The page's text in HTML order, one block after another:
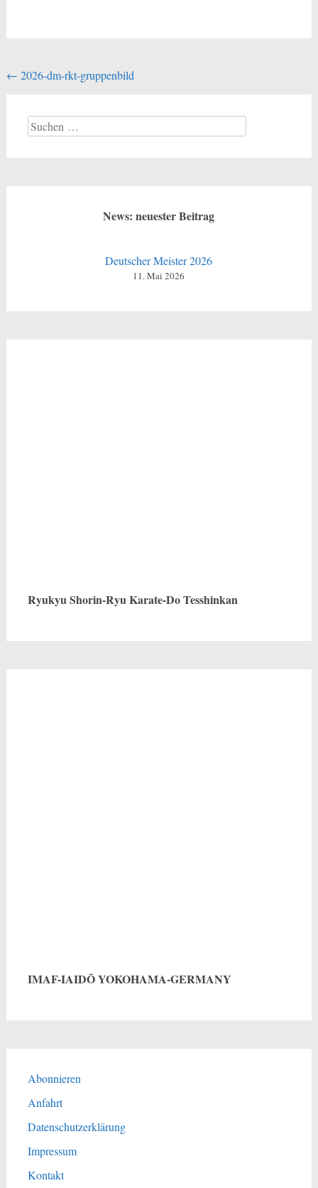
Beitragsnavigation
← 2026-dm-rkt-gruppenbild
Suchen
nach:
News: neuester Beitrag
Deutscher Meister 2026
11. Mai 2026
Ryukyu Shorin-Ryu Karate-Do Tesshinkan
IMAF-IAIDŌ YOKOHAMA-GERMANY
Abonnieren
Anfahrt
Datenschutzerklärung
Impressum
Kontakt